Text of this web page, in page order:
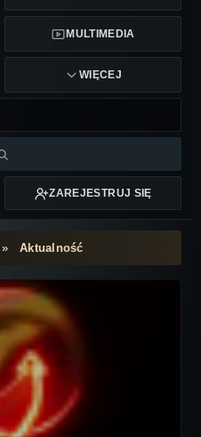
MULTIMEDIA
WIĘCEJ
ZAREJESTRUJ SIĘ
»Aktualność